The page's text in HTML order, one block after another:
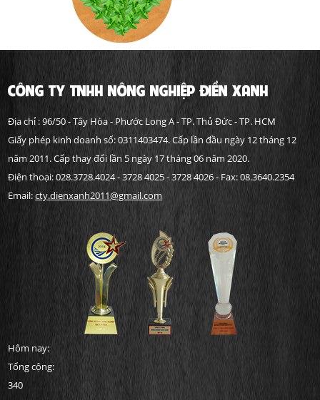
CÔNG TY TNHH NÔNG NGHIỆP ĐIỀN XANH
Địa chỉ : 96/50 - Tây Hòa - Phước Long A - TP. Thủ Đức - TP. HCM
Giấy phép kinh doanh số: 0311403474. Cấp lần đầu ngày 12 tháng 12
năm 2011. Cấp thay đổi lần 5 ngày 17 tháng 06 năm 2020.
Điện thoại: 028.3728.4024 - 3728 4025 - 3728 4026 - Fax: 08.3640.2354
Email:cty.dienxanh2011@gmail.com
Hôm nay:
Tổng cộng:
340